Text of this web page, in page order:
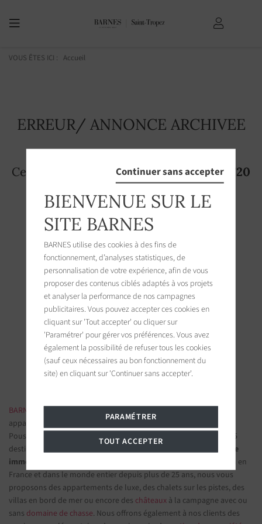
VOUS ÊTES ICI : Accueil
ERREUR/ ANNONCE ARCHIVEE
Cette page n'existe plus! L'annonce2213720
BARNES Saint-Tropez
9, avenue du 8 mai 1945
83990 Saint-Tropez, France
Suivez-nous sur les réseaux sociaux
BARNES IMMOBILIER DE LUXE - Les plus belles demeures et
appartements de prestige
Poussez la porte d'une de nosagences immobilières
parmi nos 75
destinations et confiez-nous vos projets d’investissement.Groupe
immobilier de prestige
spécialisé dans les propriétés d'exception en
France et dans le monde entier depuis plus de 25 ans, nous vous
proposons des appartements de luxe, des chalets sur les pistes, des
villas en bord de mer ou encore des châteaux à la campagne avec ou
sans domaine de chasse. Nous offrons également à nos clients des
Continuer sans accepter
BIENVENUE SUR LE
SITE BARNES
BARNES utilise des cookies à des fins de
fonctionnement, d’analyses statistiques, de
personnalisation de votre expérience, afin de vous
proposer des contenus ciblés adaptés à vos projets
et analyser la performance de nos campagnes
publicitaires. Vous pouvez accepter ces cookies en
cliquant sur 'Tout accepter' ou cliquer sur
'Paramétrer' pour gérer vos préférences. Vous avez
également la possibilité de refuser tous les cookies
(sauf ceux nécessaires au bon fonctionnement du
site) en cliquant sur 'Continuer sans accepter'.
PARAMÉTRER
TOUT ACCEPTER